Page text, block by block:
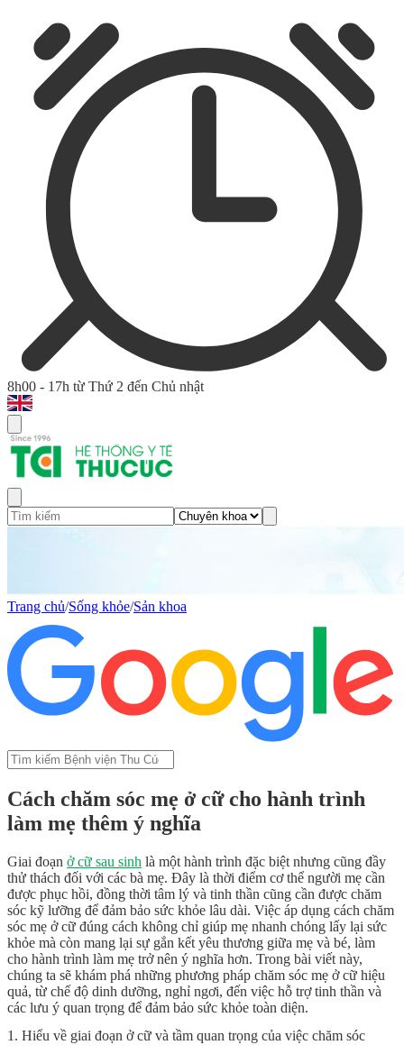
8h00 - 17h từ Thứ 2 đến Chủ nhật
Trang chủ/Sống khỏe/Sản khoa
Cách chăm sóc mẹ ở cữ cho hành trình
làm mẹ thêm ý nghĩa
Giai đoạn ở cữ sau sinh là một hành trình đặc biệt nhưng cũng đầy
thử thách đối với các bà mẹ. Đây là thời điểm cơ thể người mẹ cần
được phục hồi, đồng thời tâm lý và tinh thần cũng cần được chăm
sóc kỹ lưỡng để đảm bảo sức khỏe lâu dài. Việc áp dụng cách chăm
sóc mẹ ở cữ đúng cách không chỉ giúp mẹ nhanh chóng lấy lại sức
khỏe mà còn mang lại sự gắn kết yêu thương giữa mẹ và bé, làm
cho hành trình làm mẹ trở nên ý nghĩa hơn. Trong bài viết này,
chúng ta sẽ khám phá những phương pháp chăm sóc mẹ ở cữ hiệu
quả, từ chế độ dinh dưỡng, nghỉ ngơi, đến việc hỗ trợ tinh thần và
các lưu ý quan trọng để đảm bảo sức khỏe toàn diện.
1. Hiểu về giai đoạn ở cữ và tầm quan trọng của việc chăm sóc